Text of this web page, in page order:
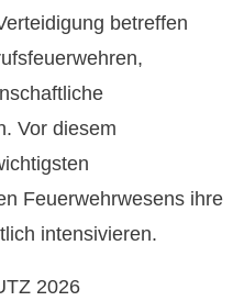
betreffen
Vor diesem
Feuerwehrwesens ihre
intensivieren.
2026